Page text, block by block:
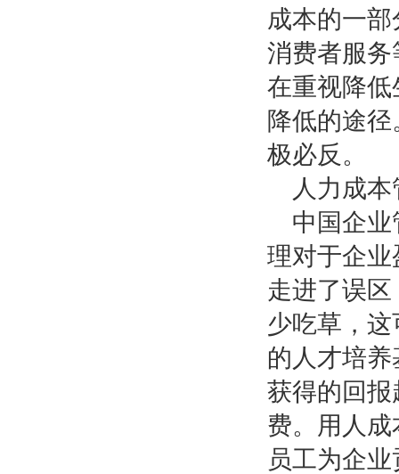
成本的一
消费者服
在重视降
降低的途
极必反。
人力成
中国企
理对于企
走进了误
少吃草，
的人才培
获得的回
费。用人
员工为企